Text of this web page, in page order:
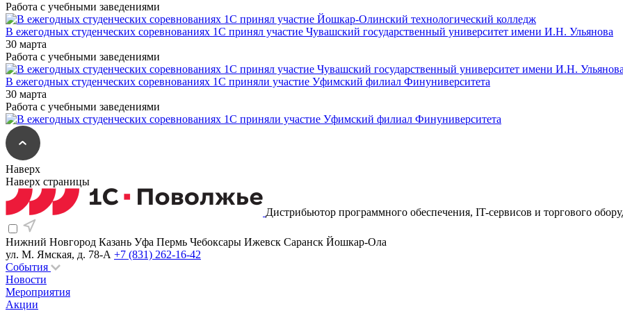
Работа с учебными заведениями
В ежегодных студенческих соревнованиях 1С принял участие Чувашский государственный университет имени И.Н. Ульянова
30 марта
Работа с учебными заведениями
В ежегодных студенческих соревнованиях 1С приняли участие Уфимский филиал Финуниверситета
30 марта
Работа с учебными заведениями
Наверх
Наверх страницы
Дистрибьютор программного обеспечения, IT-сервисов и торгового
Нижний Новгород Казань Уфа Пермь Чебоксары Ижевск Саранск Йошкар-Ола
ул. М. Ямская, д. 78-А +7 (831) 262-16-42
События
Новости
Мероприятия
Акции